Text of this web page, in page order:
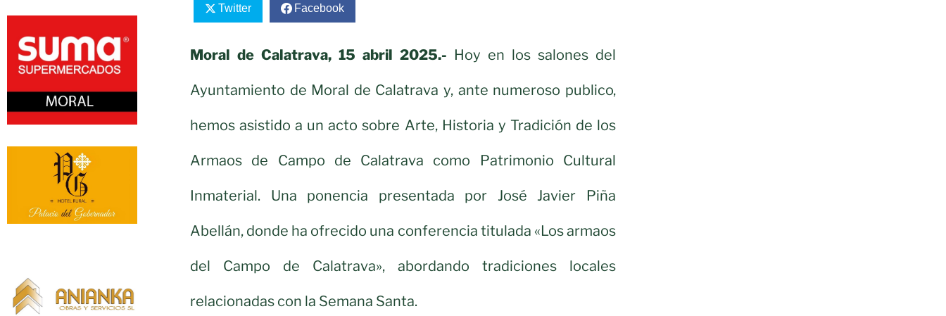
Twitter Facebook
Moral de Calatrava, 15 abril 2025.- Hoy en los salones del
Ayuntamiento de Moral de Calatrava y, ante numeroso publico,
hemos asistido a un acto sobre Arte, Historia y Tradición de los
Armaos de Campo de Calatrava como Patrimonio Cultural
Inmaterial. Una ponencia presentada por José Javier Piña
Abellán, donde ha ofrecido una conferencia titulada «Los armaos
del Campo de Calatrava», abordando tradiciones locales
relacionadas con la Semana Santa.